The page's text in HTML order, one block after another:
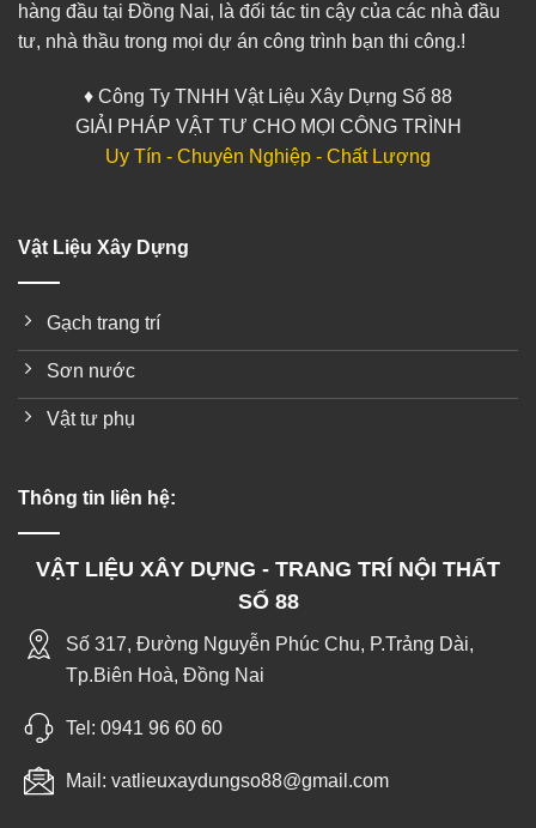
hàng đầu tại Đồng Nai, là đối tác tin cậy của các nhà đầu
tư, nhà thầu trong mọi dự án công trình bạn thi công.!
♦ Công Ty TNHH Vật Liệu Xây Dựng Số 88
GIẢI PHÁP VẬT TƯ CHO MỌI CÔNG TRÌNH
Uy Tín - Chuyên Nghiệp - Chất Lượng
Vật Liệu Xây Dựng
Gạch trang trí
Sơn nước
Vật tư phụ
Thông tin liên hệ:
VẬT LIỆU XÂY DỰNG - TRANG TRÍ NỘI THẤT
SỐ 88
Số 317, Đường Nguyễn Phúc Chu, P.Trảng Dài,
Tp.Biên Hoà, Đồng Nai
Tel: 0941 96 60 60
Mail: vatlieuxaydungso88@gmail.com